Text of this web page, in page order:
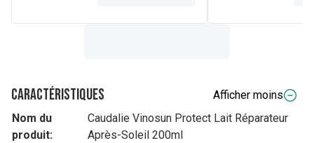
Caractéristiques
Afficher moins
Nom du
produit:
Caudalie Vinosun Protect Lait Réparateur
Après-Soleil 200ml